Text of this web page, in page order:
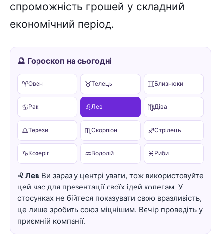
спроможність грошей у складний
економічний період.
🔮 Гороскоп на сьогодні
♈Овен ♉Телець ♊Близнюки
♋Рак ♌Лев ♍Діва
♎Терези ♏ Скорпіон ♐Стрілець
♑Козеріг ♒Водолій ♓ Риби
♌ Лев Ви зараз у центрі уваги, тож використовуйте
цей час для презентації своїх ідей колегам. У
стосунках не бійтеся показувати свою вразливість,
це лише зробить союз міцнішим. Вечір проведіть у
приємній компанії.